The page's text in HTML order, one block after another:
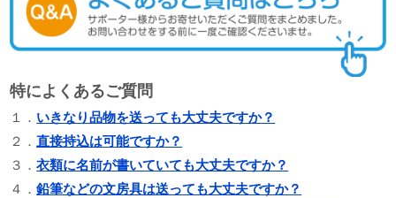
特によくあるご質問
１． いきなり品物を送っても大丈夫ですか？
２．直接持込は可能ですか？
３．衣類に名前が書いていても大丈夫ですか？
４．鉛筆などの文房具は送っても大丈夫ですか？